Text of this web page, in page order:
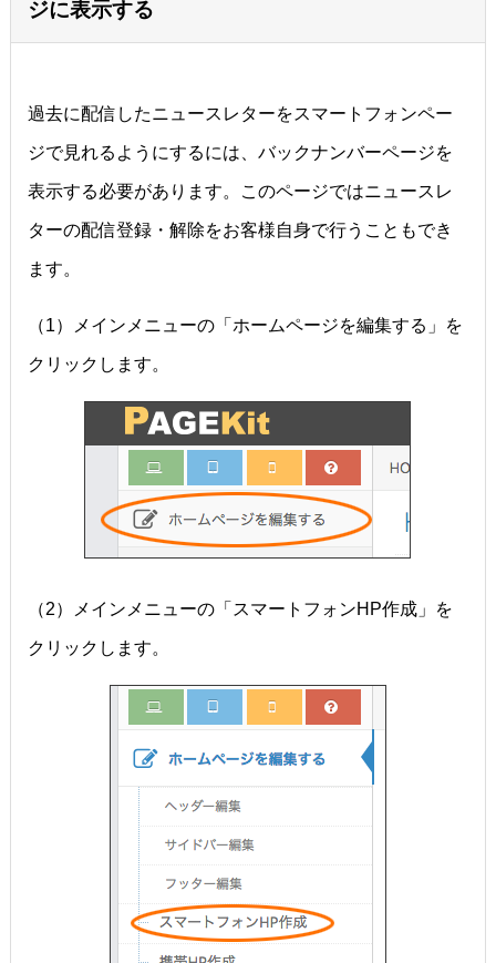
ジに表示する
過去に配信したニュースレターをスマートフォンペー
ジで見れるようにするには、バックナンバーページを
表示する必要があります。このページではニュースレ
ターの配信登録・解除をお客様自身で行うこともでき
ます。
（1）メインメニューの「ホームページを編集する」を
クリックします。
（2）メインメニューの「スマートフォンHP作成」を
クリックします。